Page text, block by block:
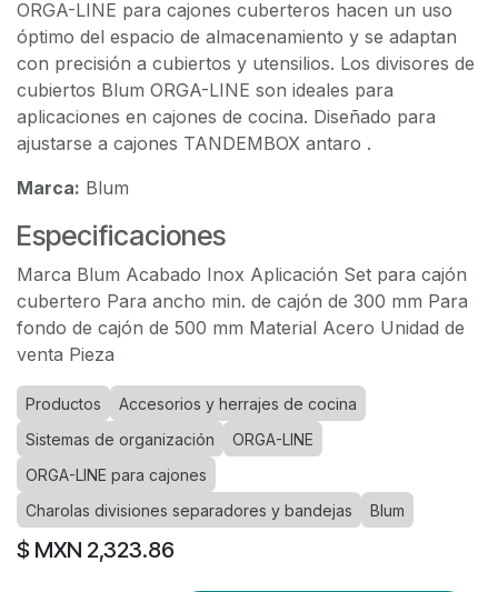
ORGA-LINE para cajones cuberteros hacen un uso
óptimo del espacio de almacenamiento y se adaptan
con precisión a cubiertos y utensilios. Los divisores de
cubiertos Blum ORGA-LINE son ideales para
aplicaciones en cajones de cocina. Diseñado para
ajustarse a cajones TANDEMBOX antaro .
Marca: Blum
Especificaciones
Marca Blum Acabado Inox Aplicación Set para cajón
cubertero Para ancho min. de cajón de 300 mm Para
fondo de cajón de 500 mm Material Acero Unidad de
venta Pieza
Productos
Accesorios y herrajes de cocina
Sistemas de organización
ORGA-LINE
ORGA-LINE para cajones
Charolas divisiones separadores y bandejas
Blum
$ MXN 2,323.86